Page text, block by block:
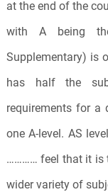
at the end of the
with A being
Supplementary) is
has half the
requirements for a
one A-level. AS
………… feel that it is
wider variety of